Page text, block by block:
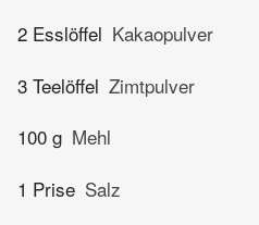
2 Esslöffel Kakaopulver
3 Teelöffel Zimtpulver
100 g Mehl
1 Prise Salz